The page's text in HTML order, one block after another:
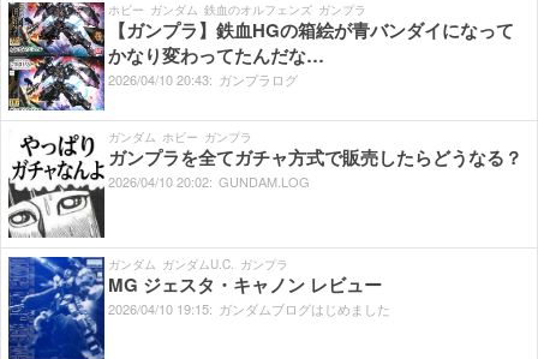
ホビー ガンダム 鉄血のオルフェンズ ガンプラ
【ガンプラ】鉄血HGの箱絵が青バンダイになって
かなり変わってたんだな…
2026/04/1020:43: ガンプラログ
ガンダム ホビー ガンプラ
ガンプラを全てガチャ方式で販売したらどうなる？
2026/04/1020:02: GUNDAM.LOG
ガンダム ガンダムU.C. ガンプラ
MG ジェスタ・キャノン レビュー
2026/04/10 19:15: ガンダムブログはじめました